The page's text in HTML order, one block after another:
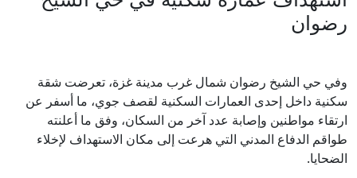
رضوان
وفي حي الشيخ رضوان شمال غرب مدينة غزة، تعرضت شقة
سكنية داخل إحدى العمارات السكنية لقصف جوي، ما أسفر عن
ارتقاء مواطنين وإصابة عدد آخر من السكان، وفق ما أعلنته
طواقم الدفاع المدني التي هرعت إلى مكان الاستهداف لإخلاء
الضحايا.